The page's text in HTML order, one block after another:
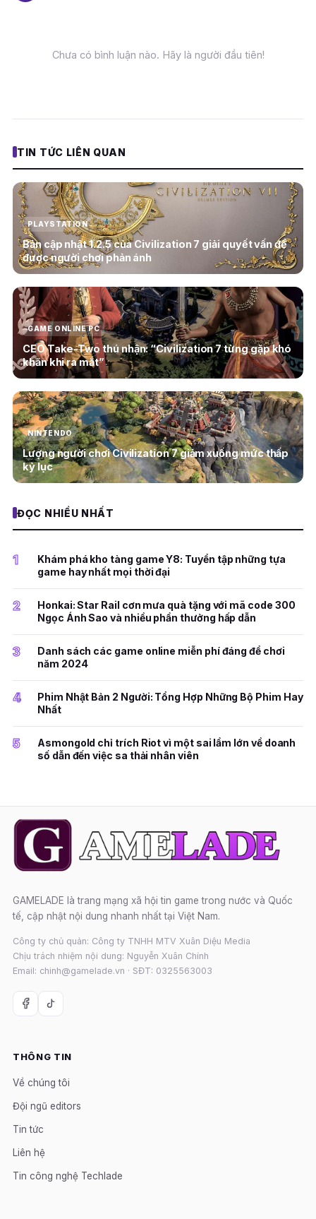
Chưa có bình luận nào. Hãy là người đầu tiên!
TIN TỨC LIÊN QUAN
PLAYSTATION
Bản cập nhật 1.2.5 của Civilization 7 giải quyết vấn đề
được người chơi phản ánh
GAME ONLINE PC
CEO Take-Two thú nhận: “Civilization 7 từng gặp khó
khăn khi ra mắt”
NINTENDO
Lượng người chơi Civilization 7 giảm xuống mức thấp
kỷ lục
ĐỌC NHIỀU NHẤT
1
Khám phá kho tàng game Y8: Tuyển tập những tựa
game hay nhất mọi thời đại
2
Honkai: Star Rail cơn mưa quà tặng với mã code 300
Ngọc Ánh Sao và nhiều phần thưởng hấp dẫn
3
Danh sách các game online miễn phí đáng để chơi
năm 2024
4
Phim Nhật Bản 2 Người: Tổng Hợp Những Bộ Phim Hay
Nhất
5
Asmongold chỉ trích Riot vì một sai lầm lớn về doanh
số dẫn đến việc sa thải nhân viên
GAMELADE là trang mạng xã hội tin game trong nước và Quốc
tế, cập nhật nội dung nhanh nhất tại Việt Nam.
Công ty chủ quản: Công ty TNHH MTV Xuân Diệu Media
Chịu trách nhiệm nội dung: Nguyễn Xuân Chính
Email: chinh@gamelade.vn · SĐT: 0325563003
THÔNG TIN
Về chúng tôi
Đội ngũ editors
Tin tức
Liên hệ
Tin công nghệ Techlade